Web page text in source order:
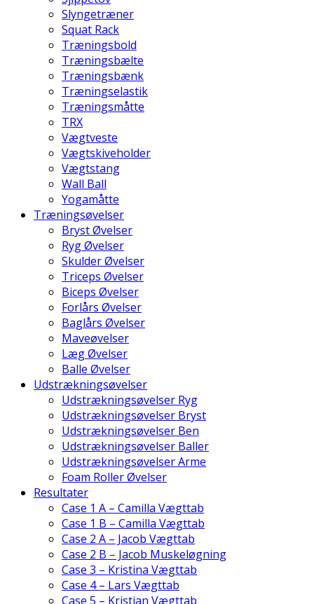
Slyngetræner
Squat Rack
Træningsbold
Træningsbælte
Træningsbænk
Træningselastik
Træningsmåtte
TRX
Vægtveste
Vægtskiveholder
Vægtstang
Wall Ball
Yogamåtte
Træningsøvelser
Bryst Øvelser
Ryg Øvelser
Skulder Øvelser
Triceps Øvelser
Biceps Øvelser
Forlårs Øvelser
Baglårs Øvelser
Maveøvelser
Læg Øvelser
Balle Øvelser
Udstrækningsøvelser
Udstrækningsøvelser Ryg
Udstrækningsøvelser Bryst
Udstrækningsøvelser Ben
Udstrækningsøvelser Baller
Udstrækningsøvelser Arme
Foam Roller Øvelser
Resultater
Case 1 A – Camilla Vægttab
Case 1 B – Camilla Vægttab
Case 2 A – Jacob Vægttab
Case 2 B – Jacob Muskeløgning
Case 3 – Kristina Vægttab
Case 4 – Lars Vægttab
Case 5 – Kristian Vægttab